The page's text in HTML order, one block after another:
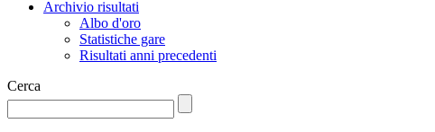
Archivio risultati
Albo d'oro
Statistiche gare
Risultati anni precedenti
Cerca